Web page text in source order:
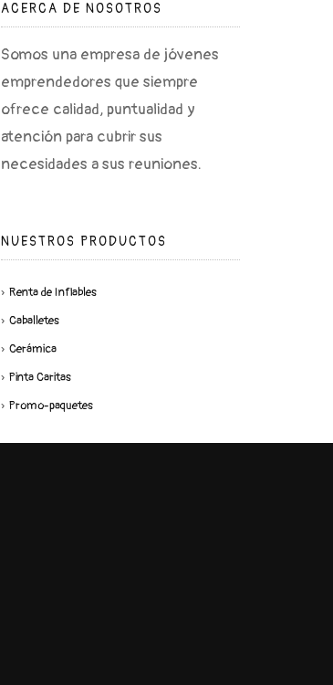
ACERCA DE NOSOTROS
Somos una empresa de jóvenes
emprendedores que siempre
ofrece calidad, puntualidad y
atención para cubrir sus
necesidades a sus reuniones.
NUESTROS PRODUCTOS
Renta de Inflables
Caballetes
Cerámica
Pinta Caritas
Promo-paquetes